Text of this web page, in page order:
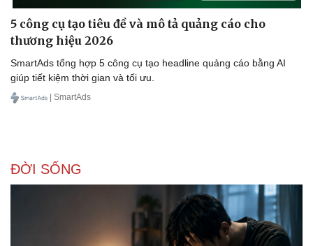
Doanh nghiệp
Thông tin doanh nghiệp
Sành điệu
Tin Công nghệ
Trải nghiệm
Chuyển đổi số
5 công cụ tạo tiêu đề và mô tả quảng cáo cho
thương hiệu 2026
SmartAds tổng hợp 5 công cụ tạo headline quảng cáo bằng AI
giúp tiết kiệm thời gian và tối ưu.
| SmartAds
ĐỜI SỐNG